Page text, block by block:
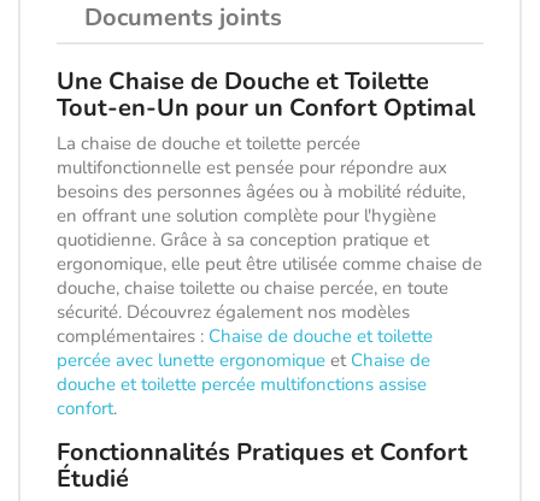
Documents joints
Une Chaise de Douche et Toilette
Tout-en-Un pour un Confort Optimal
La chaise de douche et toilette percée
multifonctionnelle est pensée pour répondre aux
besoins des personnes âgées ou à mobilité réduite,
en offrant une solution complète pour l'hygiène
quotidienne. Grâce à sa conception pratique et
ergonomique, elle peut être utilisée comme chaise de
douche, chaise toilette ou chaise percée, en toute
sécurité. Découvrez également nos modèles
complémentaires : Chaise de douche et toilette
percée avec lunette ergonomique et Chaise de
douche et toilette percée multifonctions assise
confort.
Fonctionnalités Pratiques et Confort
Étudié